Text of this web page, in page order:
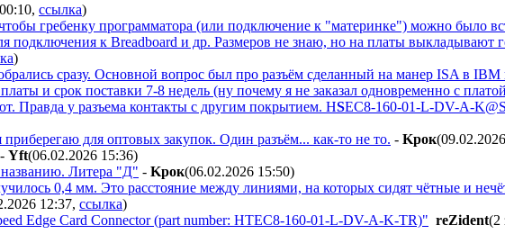
, ссылка)
гребенку программатора (или подключение к "материнке") можно было
подключения к Breadboard и др. Размеров не знаю, но на платы выкладывают
)
сразу. Основной вопрос был про разъём сделанный на манер ISA в
и срок поставки 7-8 недель (ну почему я не заказал одновременно с
Правда у разъема контакты с другим покрытием. HSEC8-160-01-L-DV-A-
для оптовых закупок. Один разъём... как-то не то. - Kpoк
- Yft(06.02.2026 15:36)
Литера "Д" - Kpoк(06.02.2026 15:50)
0,4 мм. Это расстояние между линиями, на которых сидят чётные и
12:37, ссылка)
Edge Card Connector (part number: HTEC8-160-01-L-DV-A-K-TR)" reZident(2